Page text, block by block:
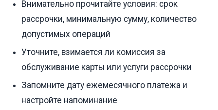
Внимательно прочитайте условия: срок
рассрочки, минимальную сумму, количество
допустимых операций
Уточните, взимается ли комиссия за
обслуживание карты или услуги рассрочки
Запомните дату ежемесячного платежа и
настройте напоминание